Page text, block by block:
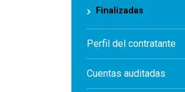
Finalizadas
Perfil del contratante
Cuentas auditadas